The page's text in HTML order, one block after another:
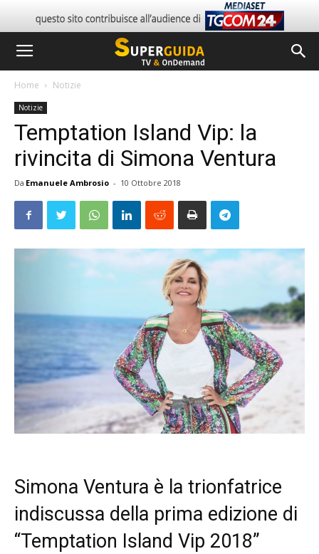
Home Notizie
Notizie
Temptation Island Vip: la
rivincita di Simona Ventura
Da Emanuele Ambrosio - 10 Ottobre 2018
Simona Ventura è la trionfatrice
indiscussa della prima edizione di
“Temptation Island Vip 2018”